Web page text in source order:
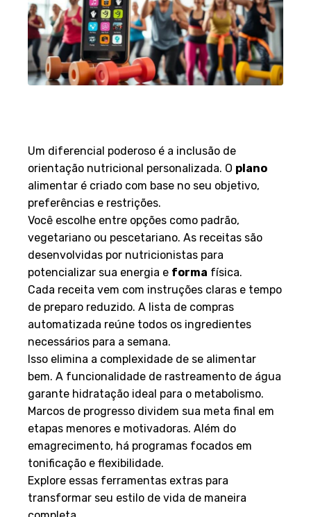
Um diferencial poderoso é a inclusão de
orientação nutricional personalizada. O plano
alimentar é criado com base no seu objetivo,
preferências e restrições.
Você escolhe entre opções como padrão,
vegetariano ou pescetariano. As receitas são
desenvolvidas por nutricionistas para
potencializar sua energia e forma física.
Cada receita vem com instruções claras e tempo
de preparo reduzido. A lista de compras
automatizada reúne todos os ingredientes
necessários para a semana.
Isso elimina a complexidade de se alimentar
bem. A funcionalidade de rastreamento de água
garante hidratação ideal para o metabolismo.
Marcos de progresso dividem sua meta final em
etapas menores e motivadoras. Além do
emagrecimento, há programas focados em
tonificação e flexibilidade.
Explore essas ferramentas extras para
transformar seu estilo de vida de maneira